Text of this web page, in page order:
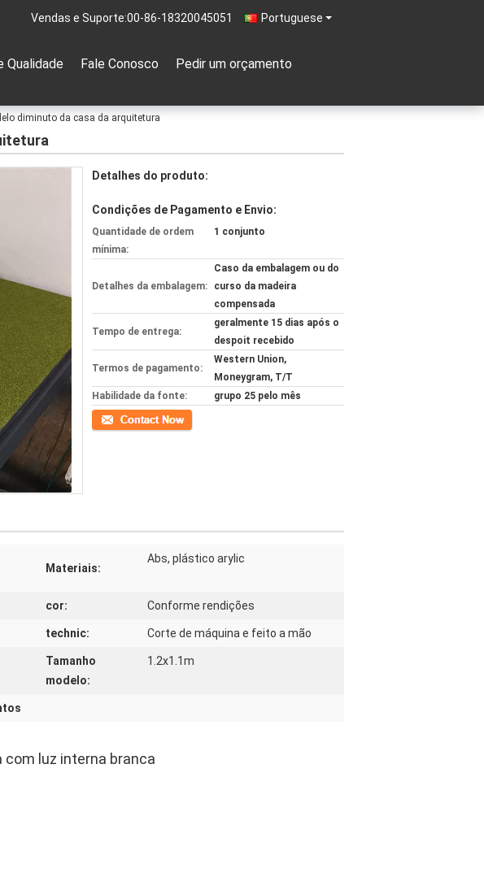
Portuguese
Vendas e Suporte:00-86-18320045051
Qualidade Fale Conosco Pedir um orçamento
diminuto da casa da arquitetura
Detalhes do produto:
Condições de Pagamento e Envio:
Quantidade de ordem
mínima:
1 conjunto
Detalhes da embalagem:
Caso da embalagem ou do
curso da madeira
compensada
Tempo de entrega:
geralmente 15 dias após o
despoit recebido
Termos de pagamento:
Western Union,
Moneygram, T/T
Habilidade da fonte:
grupo 25 pelo mês
Contato
Materiais:
Abs, plástico arylic
cor: Conforme rendições
technic: Corte de máquina e feito a mão
Tamanho
modelo:
1.2x1.1m
luz interna branca